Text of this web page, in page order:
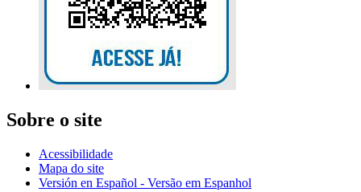
Sobre o site
Acessibilidade
Mapa do site
Versión en Español - Versão em Espanhol